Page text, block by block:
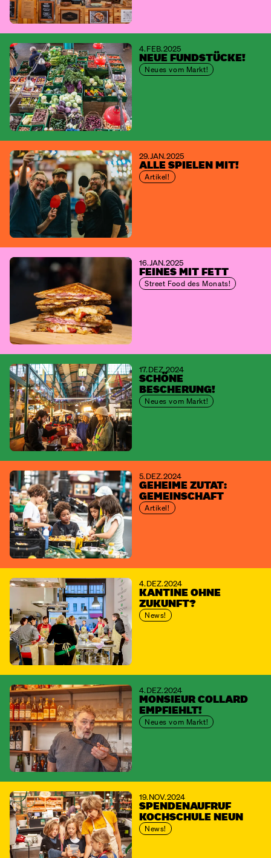
4. FEB. 2025
NEUE FUNDSTÜCKE!
Neues vom Markt!
29. JAN. 2025
ALLE SPIELEN MIT!
Artikel!
16. JAN. 2025
FEINES MIT FETT
Street Food des Monats!
17. DEZ. 2024
SCHÖNE
BESCHERUNG!
Neues vom Markt!
5. DEZ. 2024
GEHEIME ZUTAT:
GEMEINSCHAFT
Artikel!
4. DEZ. 2024
KANTINE OHNE
ZUKUNFT?
News!
4. DEZ. 2024
MONSIEUR COLLARD
EMPFIEHLT!
Neues vom Markt!
19. NOV. 2024
SPENDENAUFRUF
KOCHSCHULE NEUN
News!